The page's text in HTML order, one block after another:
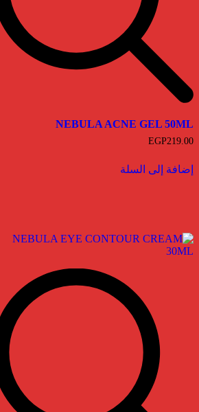
NEBULA ACNE GEL 50ML
EGP219.00
إضافة إلى السلة